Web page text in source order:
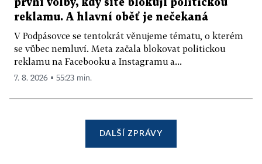
první volby, kdy sítě blokují politickou
reklamu. A hlavní oběť je nečekaná
V Podpásovce se tentokrát věnujeme tématu, o kterém
se vůbec nemluví. Meta začala blokovat politickou
reklamu na Facebooku a Instagramu a...
7. 8. 2026 ▪ 55:23 min.
DALŠÍ ZPRÁVY